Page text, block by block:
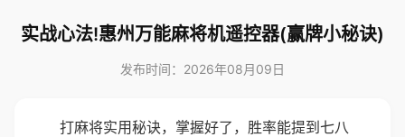
实战心法!惠州万能麻将机遥控器(赢牌小秘诀)
发布时间：2026年08月09日
打麻将实用秘诀，掌握好了，胜率能提到七八